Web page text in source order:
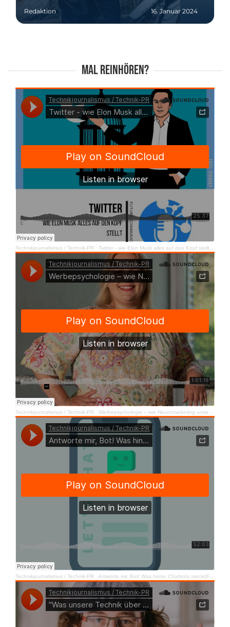
Redaktion 16. Januar 2024
Mal reinhören?
Technikjournalismus / Technik-PR · Twitter - wie Elon Musk alles auf den Kopf stellt | FutureComCast #12
Technikjournalismus / Technik-PR · Werbepsychologie – wie Neuromarketing unseren Konsum steuert | FutureComCast #11
Technikjournalismus / Technik-PR · Antworte mir, Bot! Was hinter Chatbots steckt|FutureComCast #10